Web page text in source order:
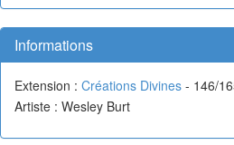
Informations
Extension : Créations Divines - 146/
Artiste : Wesley Burt